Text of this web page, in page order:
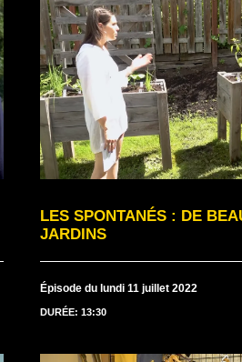
LES SPONTANÉS : DE
JARDINS
Épisode du lundi 11 juillet 2022
DURÉE: 13:30